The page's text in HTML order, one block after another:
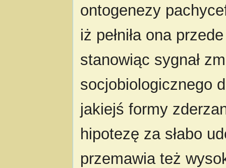
ontogenezy
iż pełniła ona
stanowiąc sygnał
socjobiologicznego
jakiejś formy
hipotezę za słabo
przemawia też